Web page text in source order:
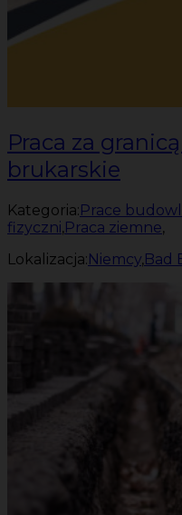
Praca za
brukarskie
Kategoria:Prace
fizyczni,Praca ziemne,
Lokalizacja:Niemcy,Bad